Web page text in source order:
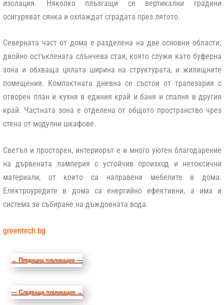
изолация. Няколко плъзгащи се вертикални градини
осигуряват сянка и охлаждат сградата през лятото.
Северната част от дома е разделена на две основни области:
двойно остъклената слънчева стая, която служи като буферна
зона и обхваща цялата ширина на структурата, и жилищните
помещения. Компактната дневна се състои от трапезария с
отворен план и кухня в единия край и баня и спалня в другия
край. Частната зона е отделена от общото пространство чрез
стена от модулни шкафове.
Светъл и просторен, интериорът е и много уютен благодарение
на дървената ламперия с устойчив произход и нетоксични
материали, от които са направени мебелите в дома.
Електроуредите в дома са енергийно ефективни, а има и
система за събиране на дъждовната вода.
greentech.bg
←Предишна публикация ---
--- Следваща публикация →